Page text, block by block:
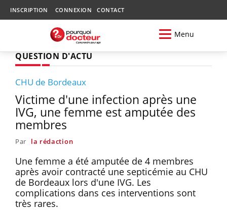
INSCRIPTION CONNEXION CONTACT
Menu
QUESTION D'ACTU
CHU de Bordeaux
Victime d'une infection après une
IVG, une femme est amputée des
membres
Par la rédaction
Une femme a été amputée de 4 membres
après avoir contracté une septicémie au CHU
de Bordeaux lors d'une IVG. Les
complications dans ces interventions sont
très rares.